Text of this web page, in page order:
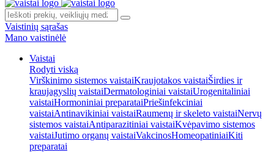
Vaistinių sąrašas
Mano vaistinėlė
Vaistai
Rodyti viską
Virškinimo sistemos vaistaiKraujotakos vaistaiŠirdies ir
kraujagyslių vaistaiDermatologiniai vaistaiUrogenitaliniai
vaistaiHormoniniai preparataiPriešinfekciniai
vaistaiAntinavikiniai vaistaiRaumenų ir skeleto vaistaiNervų
sistemos vaistaiAntiparazitiniai vaistaiKvėpavimo sistemos
vaistaiJutimo organų vaistaiVakcinosHomeopatiniaiKiti
preparatai